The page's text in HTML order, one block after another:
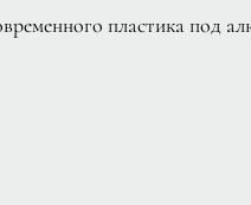
пластика под